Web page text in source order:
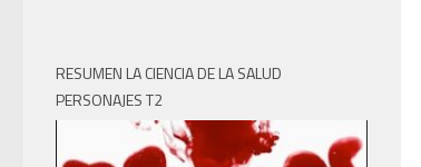
RESUMEN LA CIENCIA DE LA SALUD
PERSONAJES T2